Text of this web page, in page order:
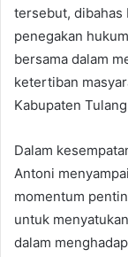
tersebut, dibahas
penegakan
bersama dalam
ketertiban
Kabupaten
Dalam
Antoni
momentum
untuk
dalam